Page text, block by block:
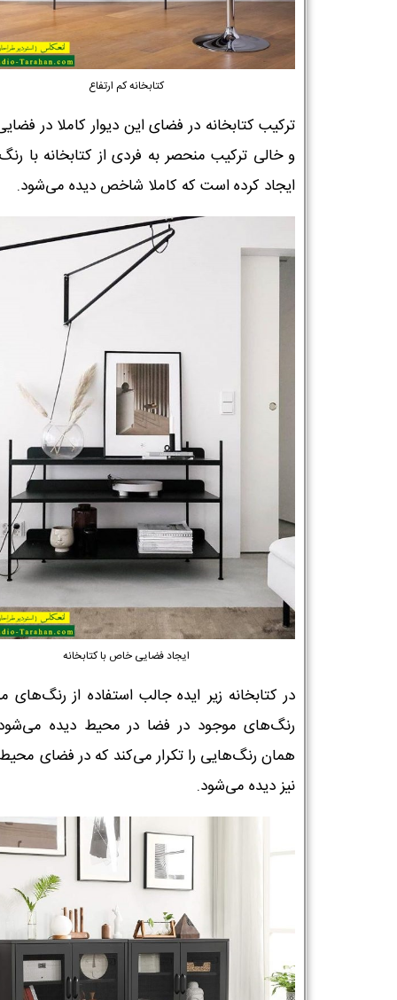
کتابخانه کم ارتفاع
ترکیب کتابخانه در فضای این دیوار کاملا در
و خالی ترکیب منحصر به فردی از کتابخانه با رنگ
ایجاد کرده است که کاملا شاخص دیده می‌شود.
ایجاد فضایی خاص با کتابخانه
در کتابخانه زیر ایده جالب استفاده از رنگ‌های
رنگ‌های موجود در فضا در محیط دیده
همان رنگ‌هایی را تکرار می‌کند که در فضای
نیز دیده می‌شود.